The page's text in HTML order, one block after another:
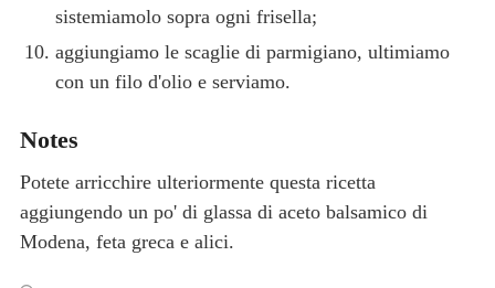
sistemiamolo sopra ogni frisella;
aggiungiamo le scaglie di parmigiano, ultimiamo
con un filo d'olio e serviamo.
Notes
Potete arricchire ulteriormente questa ricetta
aggiungendo un po' di glassa di aceto balsamico di
Modena, feta greca e alici.